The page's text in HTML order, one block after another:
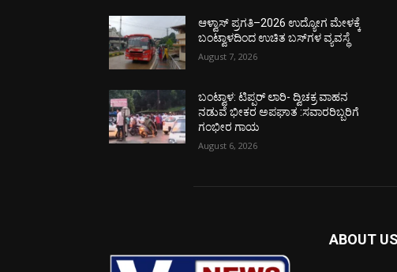
ಆಳ್ವಾಸ್ ಪ್ರಗತಿ–2026 ಉದ್ಯೋಗ ಮೇಳಕ್ಕೆ
ಬಂಟ್ವಾಳದಿಂದ ಉಚಿತ ಬಸ್‌ಗಳ ವ್ಯವಸ್ಥೆ
August 7, 2026
ಬಂಟ್ವಾಳ: ಟಿಪ್ಪರ್ ಲಾರಿ- ದ್ವಿಚಕ್ರ ವಾಹನ
ನಡುವೆ ಭೀಕರ ಅಪಘಾತ :ಸವಾರರಿಬ್ಬರಿಗೆ
ಗಂಭೀರ ಗಾಯ
August 6, 2026
ABOUT US